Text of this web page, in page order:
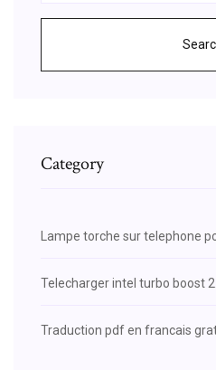
Category
Lampe torche sur telephone
Telecharger intel turbo boost
Traduction pdf en francais